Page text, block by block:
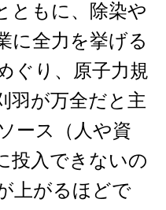
ともに、除染や
に全力を挙げる
ぐり、原子力規
羽が万全だと主
ース（人や資
投入できないの
上がるほどで